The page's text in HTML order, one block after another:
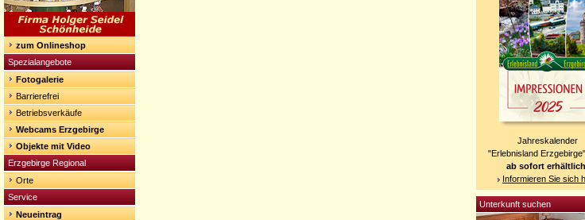
zum Onlineshop
Spezialangebote
Fotogalerie
Barrierefrei
Betriebsverkäufe
Webcams Erzgebirge
Objekte mit Video
Erzgebirge Regional
Orte
Service
Neueintrag
Jahreskalender
"Erlebnisland
ab sofort
Informieren Sie sich
Unterkunft suchen